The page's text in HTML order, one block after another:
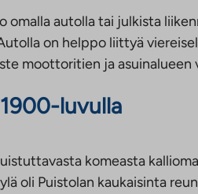
omalla autolla tai julkista
on helppo liittyä
moottoritien ja asuinalueen
luvulla
komeasta
oli Puistolan kaukaisinta